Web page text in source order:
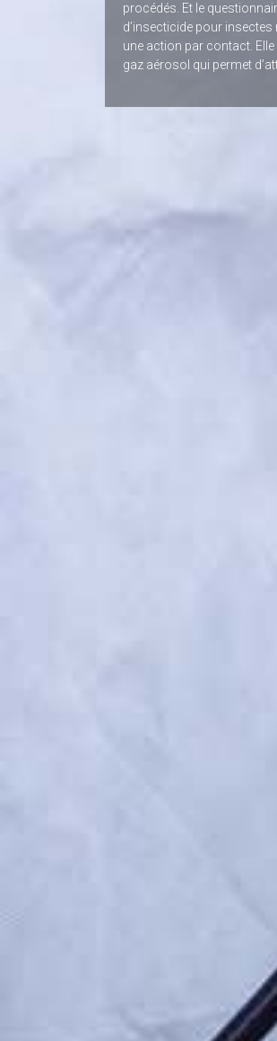
procédés. Et le
d’insecticide pour
une action par contact.
gaz aérosol qui permet